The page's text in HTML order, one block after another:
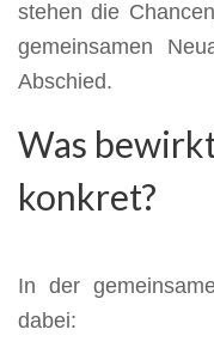
stehen die
gemeinsamen
Abschied.
Was
konkret?
In der
dabei: